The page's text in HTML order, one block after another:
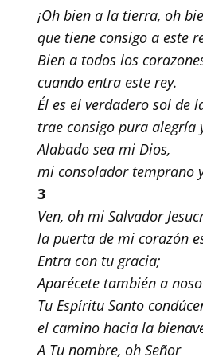
¡Oh bien a la tierra, oh
que tiene consigo a este
Bien a todos los
cuando entra este rey.
Él es el verdadero sol de
trae consigo pura alegría
Alabado sea mi Dios,
mi consolador temprano
3
Ven, oh mi Salvador
la puerta de mi corazón
Entra con tu gracia;
Aparécete también a
Tu Espíritu Santo
el camino hacia la
A Tu nombre, oh Señor